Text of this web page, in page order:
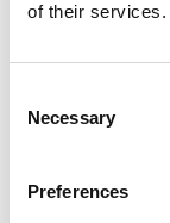
of their services.
Selection
Necessary
Preferences